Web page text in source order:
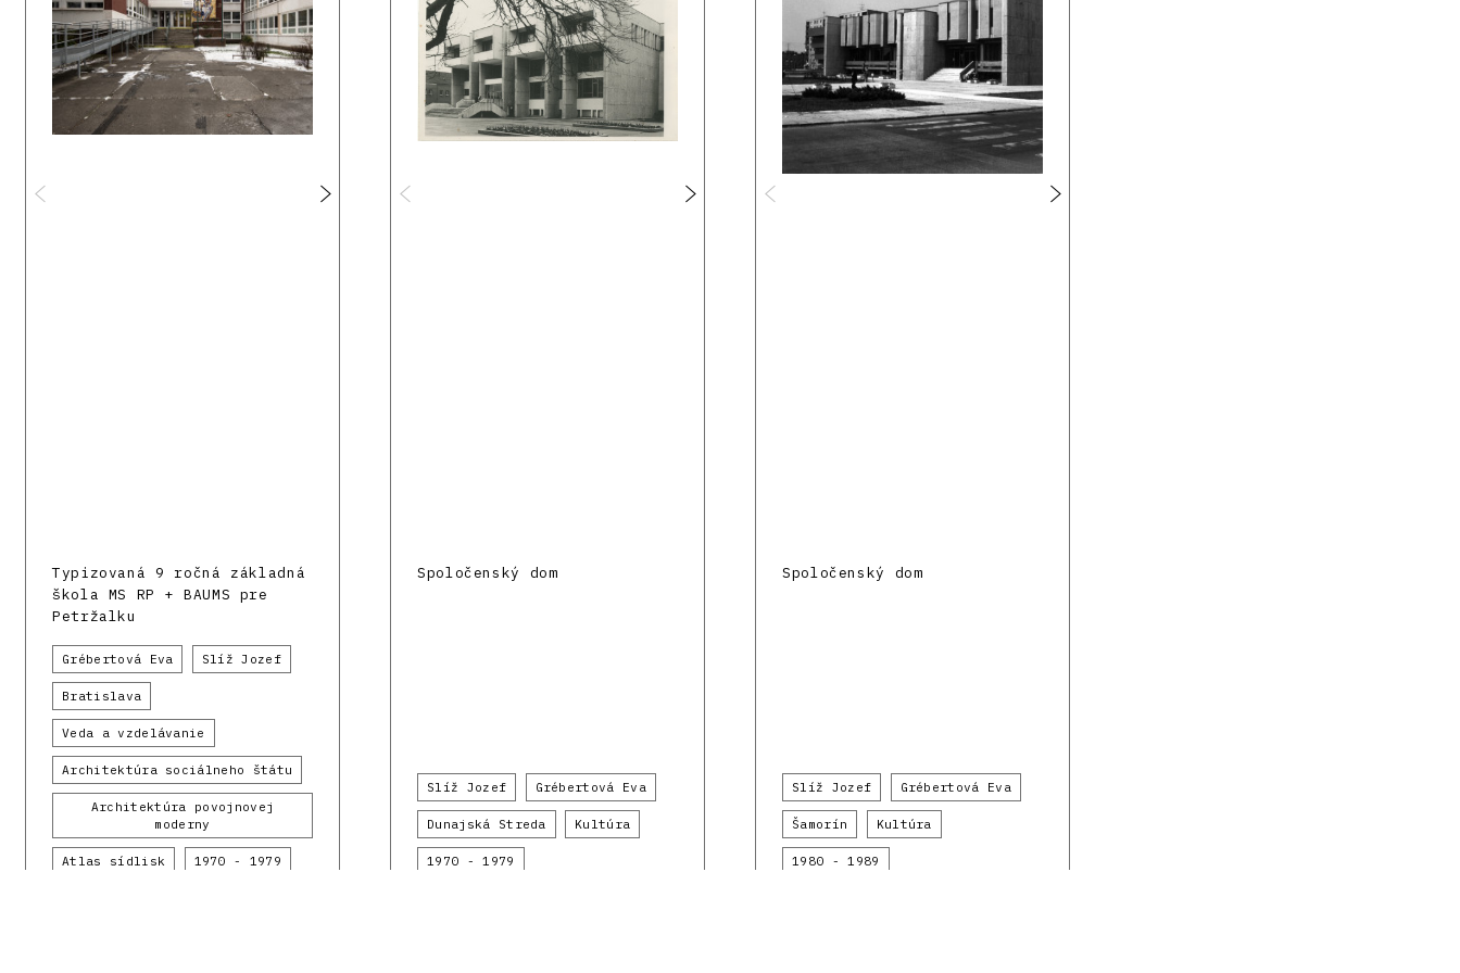
Typizovaná 9 ročná základná
škola MS RP + BAUMS pre
Petržalku
Grébertová Eva Slíž Jozef
Bratislava
Veda a vzdelávanie
Architektúra sociálneho štátu
Architektúra povojnovej
moderny
Atlas sídlisk 1970 - 1979
Spoločenský dom
Slíž Jozef Grébertová Eva
Dunajská Streda Kultúra
1970 - 1979
Spoločenský dom
Slíž Jozef Grébertová Eva
Šamorín Kultúra
1980 - 1989